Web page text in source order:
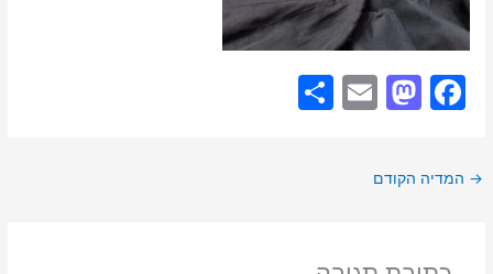
F
e
M
o
E
→ המדיה הקודם